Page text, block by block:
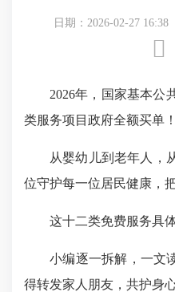
日期：2026-02-27 16:38

️2026年，国家基本公
类服务项目政府全额买单！
从婴幼儿到老年人，
位守护每一位居民健康，
这十二类免费服务具
小编逐一拆解，一文
得转发家人朋友，共护身